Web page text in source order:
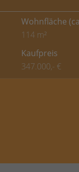
Wohnfläche
114 m²
Kaufpreis
347.000,- €